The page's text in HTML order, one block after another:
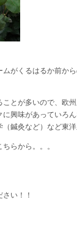
ムがくるはるか前か
とが多いので、欧
興味があっていろ
鍼灸など）など東
ちらから。。。
い！！